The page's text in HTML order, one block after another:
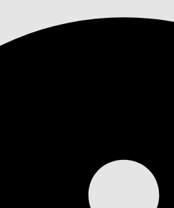
votre solution d'IA générative Einstein